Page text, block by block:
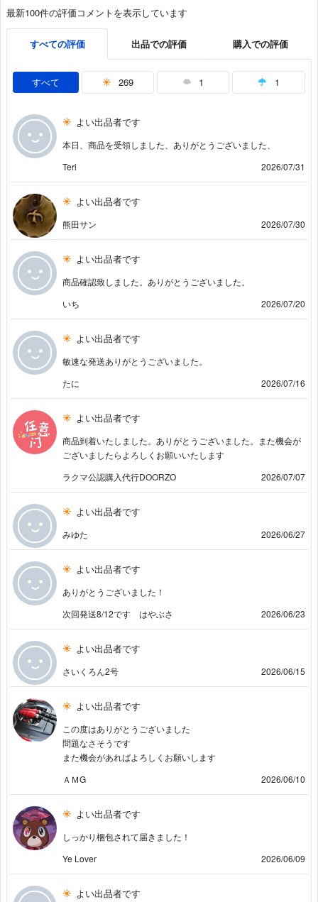
最新100件の評価コメントを表示しています
すべての評価 出品での評価 購入での評価
すべて 269 1 1
よい出品者です
本日、商品を受領しました、ありがとうございました、
Teri
2026/07/31
よい出品者です
熊田サン 2026/07/30
よい出品者です
商品確認致しました。ありがとうございました。
いち
2026/07/20
よい出品者です
敏速な発送ありがとうございました。
たに
2026/07/16
よい出品者です
商品到着いたしました。ありがとうございました。また機会が
ございましたらよろしくお願いいたします
ラクマ公認購入代行DOORZO
2026/07/07
よい出品者です
みゆた 2026/06/27
よい出品者です
ありがとうございました！
次回発送8/12です はやぶさ
2026/06/23
よい出品者です
さいくろん2号 2026/06/15
よい出品者です
この度はありがとうございました
問題なさそうです
また機会があればよろしくお願いします
ＡＭG
2026/06/10
よい出品者です
しっかり梱包されて届きました！
Ye Lover
2026/06/09
よい出品者です